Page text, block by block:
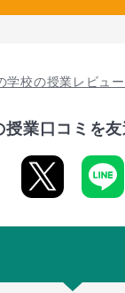
学校の授業レビュ
授業口コミを